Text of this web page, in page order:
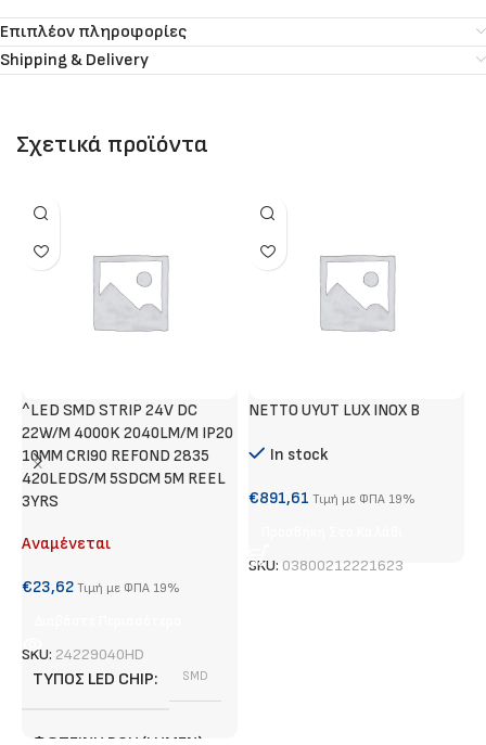
Επιπλέον πληροφορίες
Shipping & Delivery
Σχετικά προϊόντα
^LED SMD STRIP 24V DC
22W/M 4000K 2040LM/M IP20
10MM CRI90 REFOND 2835
420LEDS/M 5SDCM 5M REEL
3YRS
Αναμένεται
€23,62 Τιμή με ΦΠΑ 19%
SKU: 24229040HD
ΤΎΠΟΣ LED CHIP SMD
NETTO UYUT LUX INOX B
In stock
€891,61 Τιμή με ΦΠΑ 19%
SKU: 03800212221623